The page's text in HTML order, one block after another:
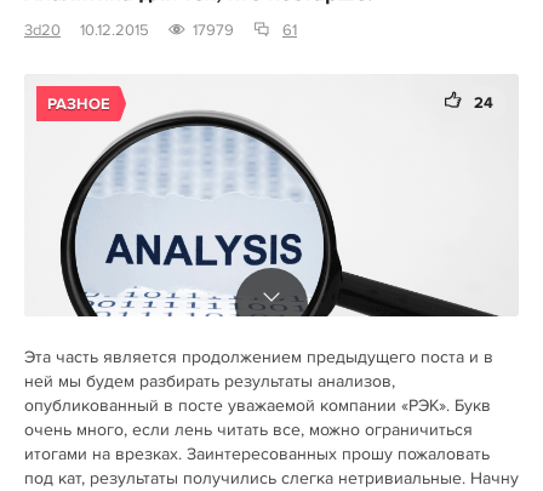
3d20 10.12.2015 17979 61
РАЗНОЕ 24
Эта часть является продолжением предыдущего поста и в
ней мы будем разбирать результаты анализов,
опубликованный в посте уважаемой компании «РЭК». Букв
очень много, если лень читать все, можно ограничиться
итогами на врезках. Заинтересованных прошу пожаловать
под кат, результаты получились слегка нетривиальные. Начну